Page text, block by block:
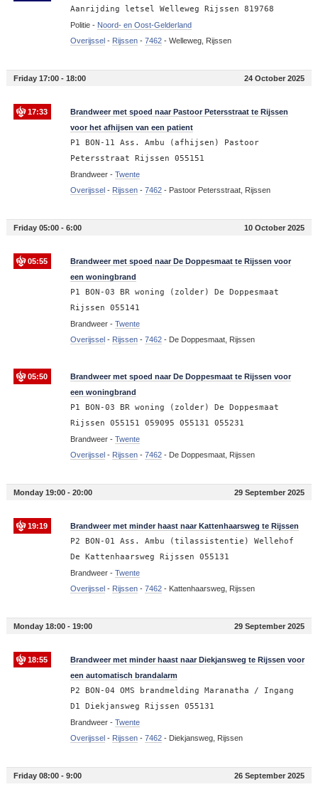
Aanrijding letsel Welleweg Rijssen 819768
Politie - Noord- en Oost-Gelderland
Overijssel- Rijssen- 7462- Welleweg, Rijssen
Friday 17:00 - 18:00 24 October 2025
17:33
Brandweer met spoed naar Pastoor Petersstraat te Rijssen
voor het afhijsen van een patient
P1 BON-11 Ass. Ambu (afhijsen) Pastoor
Petersstraat Rijssen 055151
Brandweer - Twente
Overijssel- Rijssen- 7462- Pastoor Petersstraat, Rijssen
Friday 05:00 - 6:00 10 October 2025
05:55
Brandweer met spoed naar De Doppesmaat te Rijssen voor
een woningbrand
P1 BON-03 BR woning (zolder) De Doppesmaat
Rijssen 055141
Brandweer - Twente
Overijssel- Rijssen- 7462- De Doppesmaat, Rijssen
05:50
Brandweer met spoed naar De Doppesmaat te Rijssen voor
een woningbrand
P1 BON-03 BR woning (zolder) De Doppesmaat
Rijssen 055151 059095 055131 055231
Brandweer - Twente
Overijssel- Rijssen- 7462- De Doppesmaat, Rijssen
Monday 19:00 - 20:00 29 September 2025
19:19 Brandweer met minder haast naar Kattenhaarsweg te Rijssen
P2 BON-01 Ass. Ambu (tilassistentie) Wellehof
De Kattenhaarsweg Rijssen 055131
Brandweer - Twente
Overijssel- Rijssen- 7462- Kattenhaarsweg, Rijssen
Monday 18:00 - 19:00 29 September 2025
18:55
Brandweer met minder haast naar Diekjansweg te Rijssen voor
een automatisch brandalarm
P2 BON-04 OMS brandmelding Maranatha / Ingang
D1 Diekjansweg Rijssen 055131
Brandweer - Twente
Overijssel- Rijssen- 7462- Diekjansweg, Rijssen
Friday 08:00 - 9:00 26 September 2025